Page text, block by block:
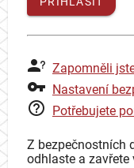
Zapomněli
Nastavení
Potřebujete
Z bezpečnostních
odhlaste a zavřete